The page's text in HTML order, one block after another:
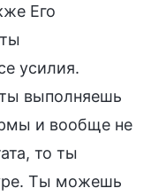
Его
усилия.
выполняешь
и вообще не
то ты
Ты можешь